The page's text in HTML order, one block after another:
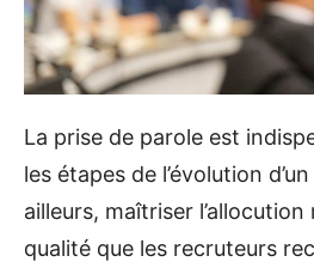
La prise de parole est
les étapes de l’évolution
ailleurs, maîtriser
qualité que les recruteurs